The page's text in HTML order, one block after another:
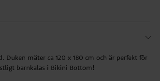
Duken mäter ca 120 x 180 cm och är perfekt för
barnkalas i Bikini Bottom!